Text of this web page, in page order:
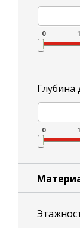
0
Глубина
0